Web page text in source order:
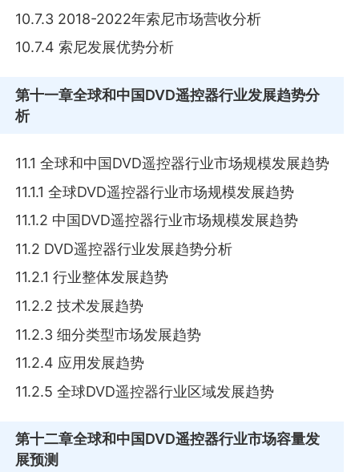
10.7.3 2018-2022年索尼市场营收分析
10.7.4 索尼发展优势分析
第十一章全球和中国DVD遥控器行业发展趋势分
析
11.1 全球和中国DVD遥控器行业市场规模发展趋势
11.1.1 全球DVD遥控器行业市场规模发展趋势
11.1.2 中国DVD遥控器行业市场规模发展趋势
11.2 DVD遥控器行业发展趋势分析
11.2.1 行业整体发展趋势
11.2.2 技术发展趋势
11.2.3 细分类型市场发展趋势
11.2.4 应用发展趋势
11.2.5 全球DVD遥控器行业区域发展趋势
第十二章全球和中国DVD遥控器行业市场容量发
展预测